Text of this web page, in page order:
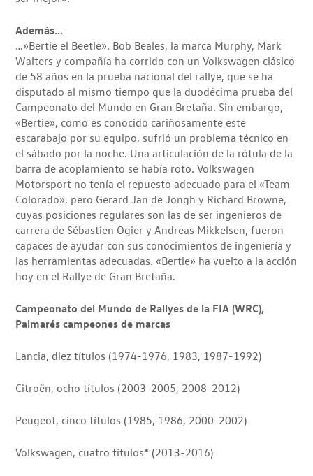
Además…
…»Bertie el Beetle». Bob Beales, la marca Murphy, Mark
Walters y compañía ha corrido con un Volkswagen clásico
de 58 años en la prueba nacional del rallye, que se ha
disputado al mismo tiempo que la duodécima prueba del
Campeonato del Mundo en Gran Bretaña. Sin embargo,
«Bertie», como es conocido cariñosamente este
escarabajo por su equipo, sufrió un problema técnico en
el sábado por la noche. Una articulación de la rótula de la
barra de acoplamiento se había roto. Volkswagen
Motorsport no tenía el repuesto adecuado para el «Team
Colorado», pero Gerard Jan de Jongh y Richard Browne,
cuyas posiciones regulares son las de ser ingenieros de
carrera de Sébastien Ogier y Andreas Mikkelsen, fueron
capaces de ayudar con sus conocimientos de ingeniería y
las herramientas adecuadas. «Bertie» ha vuelto a la acción
hoy en el Rallye de Gran Bretaña.
Campeonato del Mundo de Rallyes de la FIA (WRC),
Palmarés campeones de marcas
Lancia, diez títulos (1974-1976, 1983, 1987-1992)
Citroën, ocho títulos (2003-2005, 2008-2012)
Peugeot, cinco títulos (1985, 1986, 2000-2002)
Volkswagen, cuatro títulos* (2013-2016)